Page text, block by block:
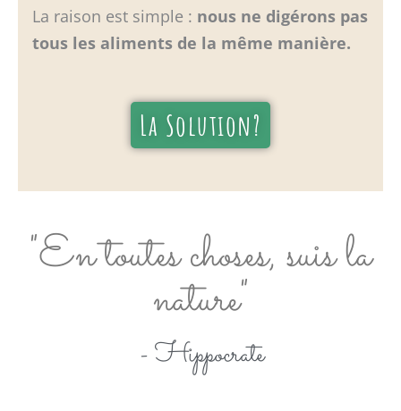
La raison est simple : nous ne digérons pas
tous les aliments de la même manière.
La Solution?
"En toutes choses, suis la
nature"
- Hippocrate